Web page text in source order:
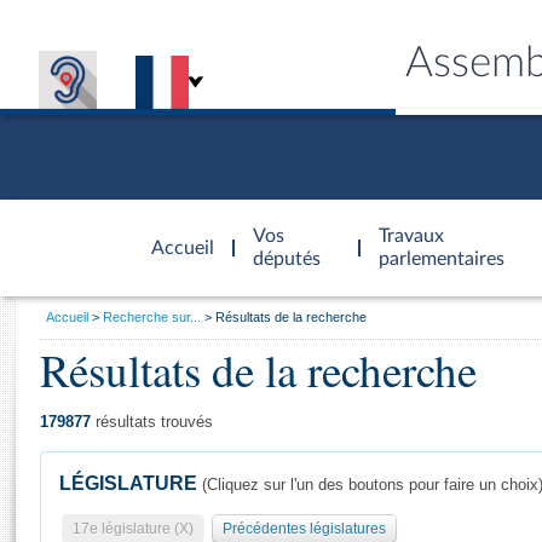
Accueil
d'accueil
Vos
députés
Travaux
parlementaires
Général
Vous
Accueil Recherche sur... Résultats de la recherche
Résultats de la recherche
179877 résultats trouvés
LÉGISLATURE (Cliquez sur l'un des boutons pour faire un choix)
17e législature (X) Précédentes législatures